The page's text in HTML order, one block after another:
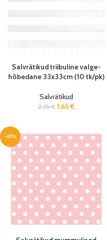
Salvrätikud triibuline valge-
hõbedane 33x33cm (10 tk/pk)
Salvrätikud
2,75€ 1,65€
-45%